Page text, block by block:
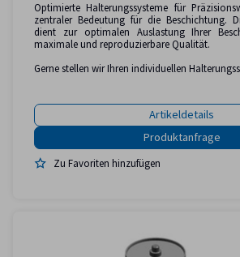
Optimierte Halterungssysteme für
zentraler Bedeutung für die Beschichtung.
dient zur optimalen Auslastung Ihrer
maximale und reproduzierbare Qualität.
Gerne stellen wir Ihren individuellen
Artikeldetails
Zu Favoriten hinzufügen